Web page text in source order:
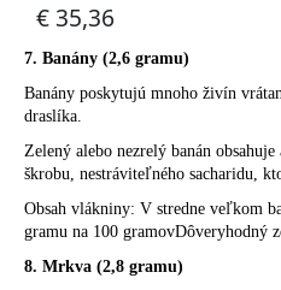
7. Banány (2,6 gramu)
Banány poskytujú mnoho živín
draslíka.
Zelený alebo nezrelý banán
škrobu, nestráviteľného sacharidu,
Obsah vlákniny: V stredne veľkom
gramu na 100 gramovDôveryhodný
8. Mrkva (2,8 gramu)